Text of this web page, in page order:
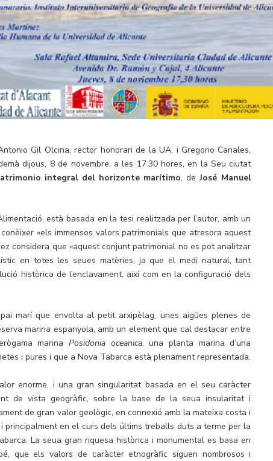
Gil Olcina, rector honorari de la UA, i Gregorio Canales,
dijous, 8 de novembre, a les 17.30 hores, en la Seu ciutat
integral del horizonte marítimo, deJosé Manuel
està basada en la tesi realitzada per l’autor, amb un
«els immensos valors patrimonials que atresora aquest
considera que «aquest conjunt patrimonial no es pot analitzar
en totes les seues matèries, ja que el medi natural, tant
històrica de l’enclavament, així com en la configuració dels
marí que envolta al petit arxipèlag, unes aigües plenes de
marina espanyola, amb un element que cal destacar entre
marinaPosidonia oceanica, una planta marina d’una
i pures i que a Nova Tabarca està plenament representada.
enorme, i una gran singularitat basada en el seu caràcter
de vista geogràfic, sobre la base de la seua insularitat i
de gran valor geològic, en connexió amb la mateixa costa i
principalment en el curs dels últims treballs duts a terme per la
La seua gran riquesa històrica i monumental es basa en
que els valors de caràcter etnogràfic siguen nombrosos i